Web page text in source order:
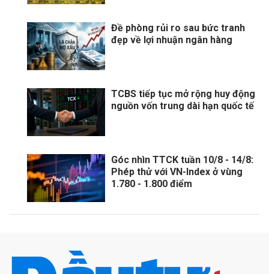
Đề phòng rủi ro sau bức tranh
đẹp về lợi nhuận ngân hàng
TCBS tiếp tục mở rộng huy động
nguồn vốn trung dài hạn quốc tế
Góc nhìn TTCK tuần 10/8 - 14/8:
Phép thử với VN-Index ở vùng
1.780 - 1.800 điểm